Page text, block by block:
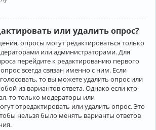
или удалить опрос?
опросы могут редактироваться только
или администраторами. Для
перейдите к редактированию первого
всегда связан именно с ним. Если
то вы можете удалить опрос или
из вариантов ответа. Однако если кто-
то только модераторы или
отредактировать или удалить опрос. Это
нельзя было менять варианты ответов